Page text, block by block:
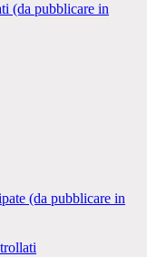
(da pubblicare in
(da pubblicare in